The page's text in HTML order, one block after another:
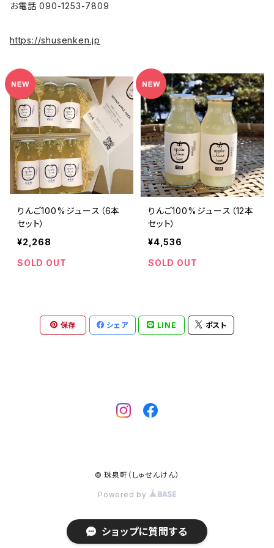
お電話 090-1253-7809
https://shusenken.jp
りんご100%ジュース（6本
セット）
¥2,268
SOLD OUT
りんご100%ジュース（12本
セット）
¥4,536
SOLD OUT
保存 シェア LINE ポスト
© 珠泉軒（しゅせんけん）
Powered by
ショップに質問する